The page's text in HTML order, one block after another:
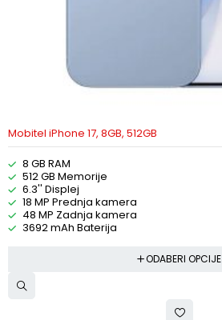
Mobitel iPhone 17, 8GB, 512GB
8 GB RAM
512 GB Memorije
6.3'' Displej
18 MP Prednja kamera
48 MP Zadnja kamera
3692 mAh Baterija
ODABERI OPCIJE